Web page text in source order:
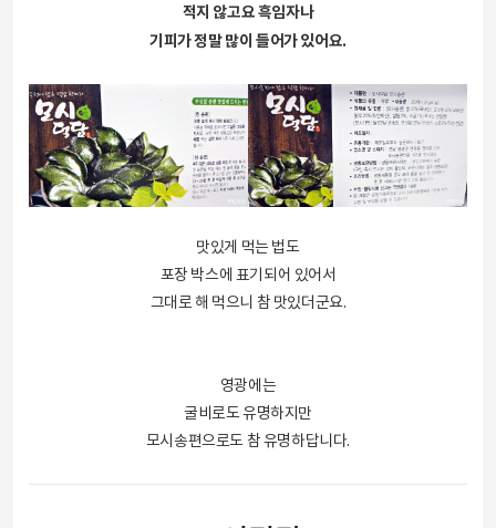
적지 않고요 흑임자나
기피가 정말 많이 들어가 있어요.
맛있게 먹는 법도
포장 박스에 표기되어 있어서
그대로 해 먹으니 참 맛있더군요.
영광에는
굴비로도 유명하지만
모시송편으로도 참 유명하답니다.